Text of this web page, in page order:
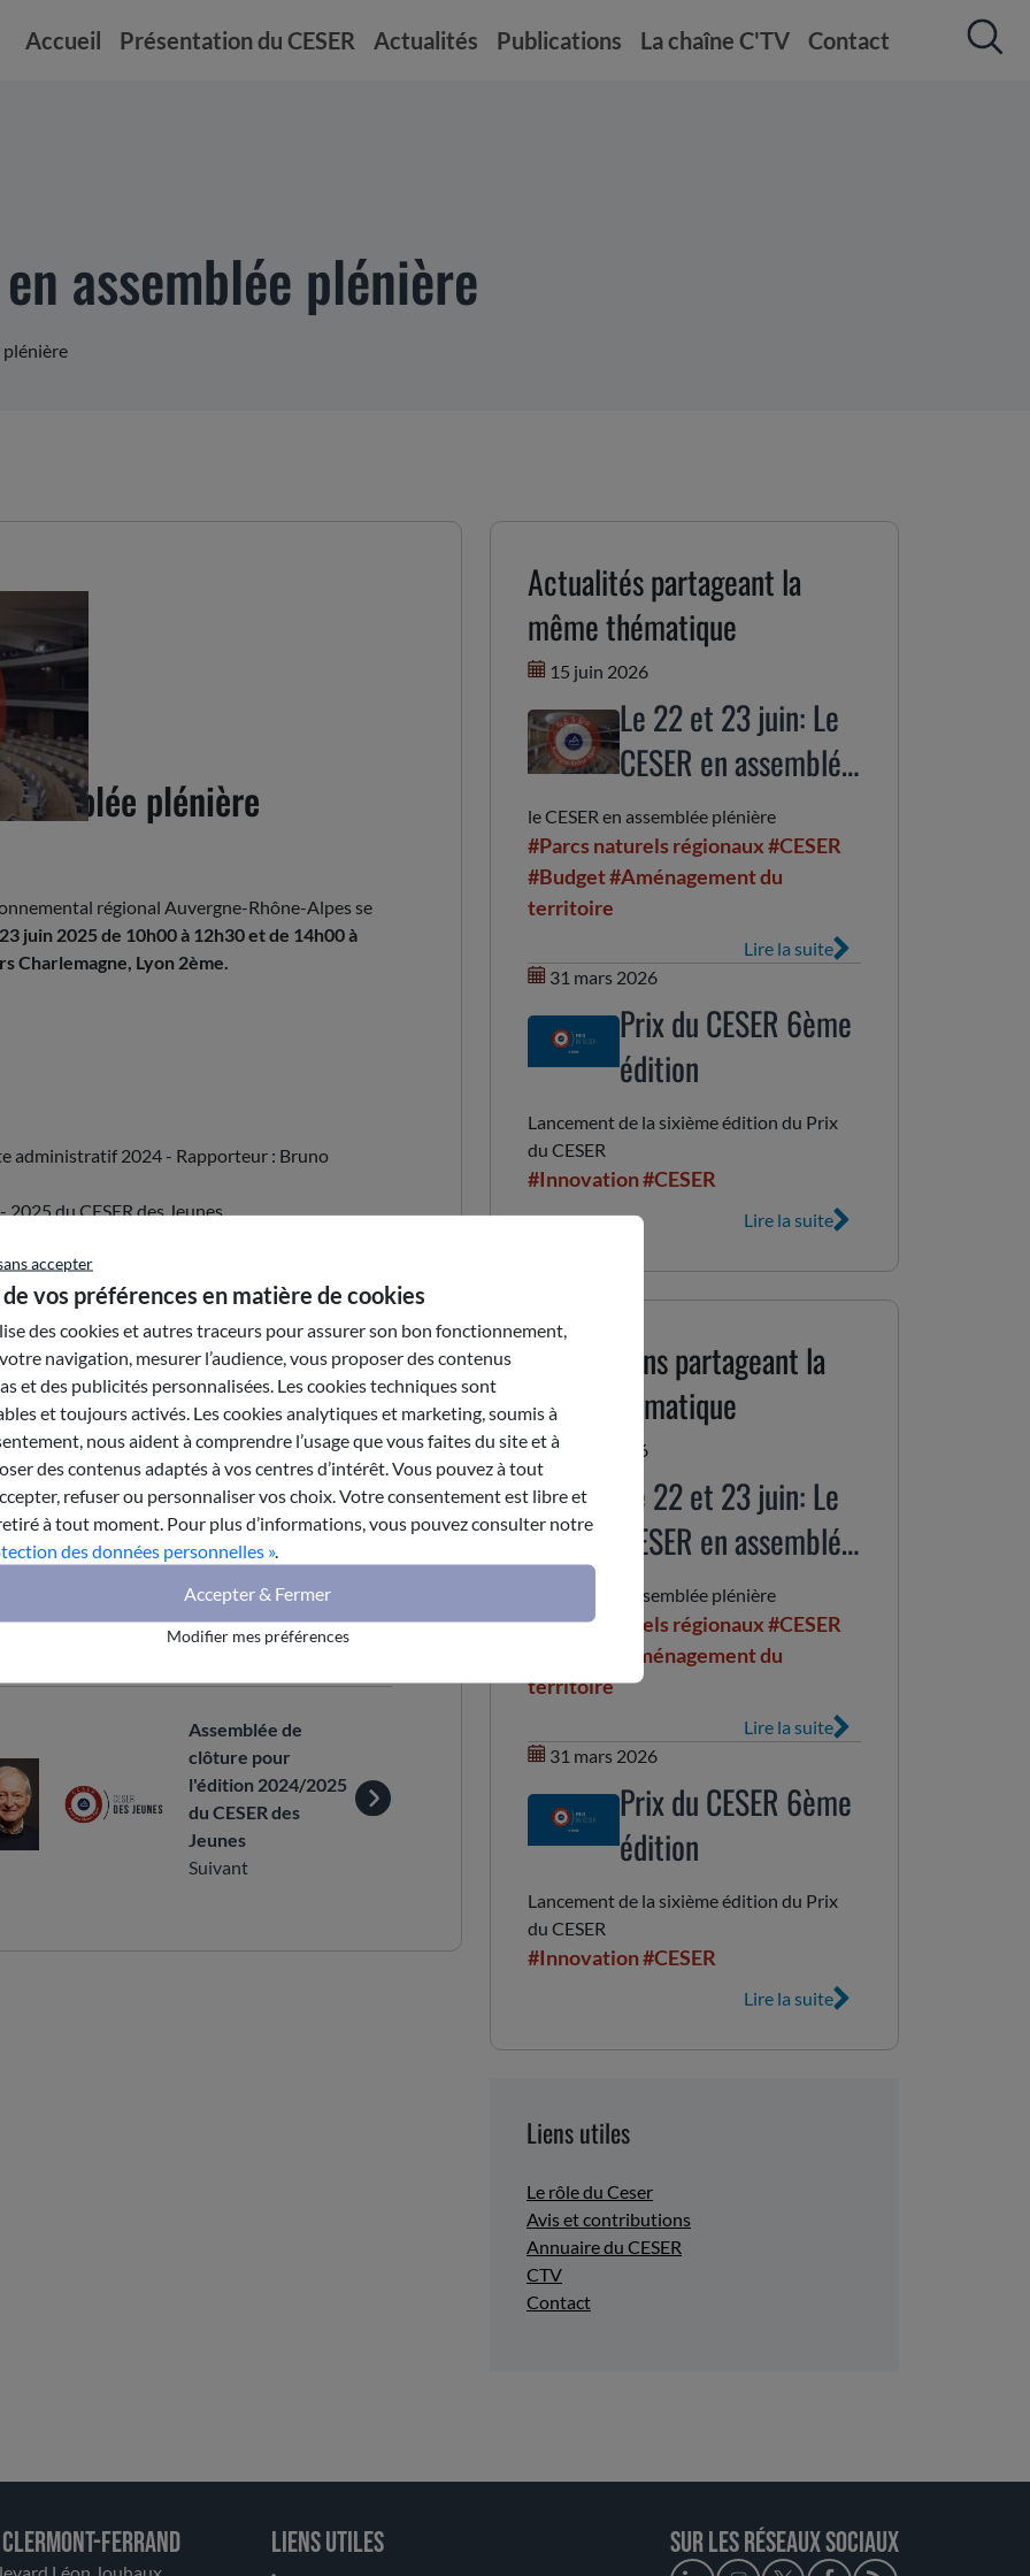
Accueil Présentation du CESER Actualités Publications La chaîne C'TV Contact
assemblée plénière
plénière
plénière
régional Auvergne-Rhône-Alpes se
juin 2025 de 10h00 à 12h30 et de 14h00 à
Charlemagne, Lyon 2ème.
administratif 2024 - Rapporteur : Bruno
du CESER des Jeunes
formations supérieures courtes en Auvergne-
PELLA - Débat et vote
de l'économie de proximité aux mutations
- Rapporteur : Valérie-Anne JAVELLE - Débat
Envoyer par e-mail
Assemblée de
clôture pour
l'édition 2024/2025
du CESER des
Jeunes
Suivant
Actualités partageant la
même thématique
15 juin 2026
Le 22 et 23 juin: Le
CESER en assemblée
plénière
le CESER en assemblée plénière
#Parcs naturels régionaux#CESER
#Budget#Aménagement du
territoire
Lire la suite
31 mars 2026
Prix du CESER 6ème
édition
Lancement de la sixième édition du Prix
du CESER
#Innovation#CESER
Lire la suite
Publications partageant la
même thématique
15 juin 2026
Le 22 et 23 juin: Le
CESER en assemblée
plénière
le CESER en assemblée plénière
#Parcs naturels régionaux#CESER
#Aménagement du
territoire
Lire la suite
31 mars 2026
Prix du CESER 6ème
édition
Lancement de la sixième édition du Prix
du CESER
#Innovation#CESER
Lire la suite
Liens utiles
Le rôle du Ceser
Avis et contributions
Annuaire du CESER
CTV
Contact
Clermont-Ferrand Liens utiles Sur les réseaux sociaux
accepter
vos préférences en matière de cookies
des cookies et autres traceurs pour assurer son bon fonctionnement,
navigation, mesurer l’audience, vous proposer des contenus
et des publicités personnalisées. Les cookies techniques sont
et toujours activés. Les cookies analytiques et marketing, soumis à
nous aident à comprendre l’usage que vous faites du site et à
des contenus adaptés à vos centres d’intérêt. Vous pouvez à tout
refuser ou personnaliser vos choix. Votre consentement est libre et
à tout moment. Pour plus d’informations, vous pouvez consulter notre
des données personnelles ».
Accepter & Fermer
Modifier mes préférences